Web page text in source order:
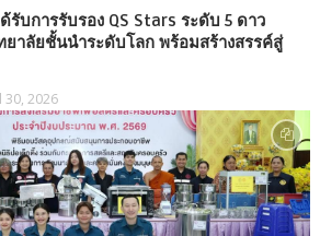
บการรับรอง QS Stars ระดับ 5 ดาว
าลัยชั้นนำระดับโลก พร้อมสร้างสรรค์สู่
30, 2026